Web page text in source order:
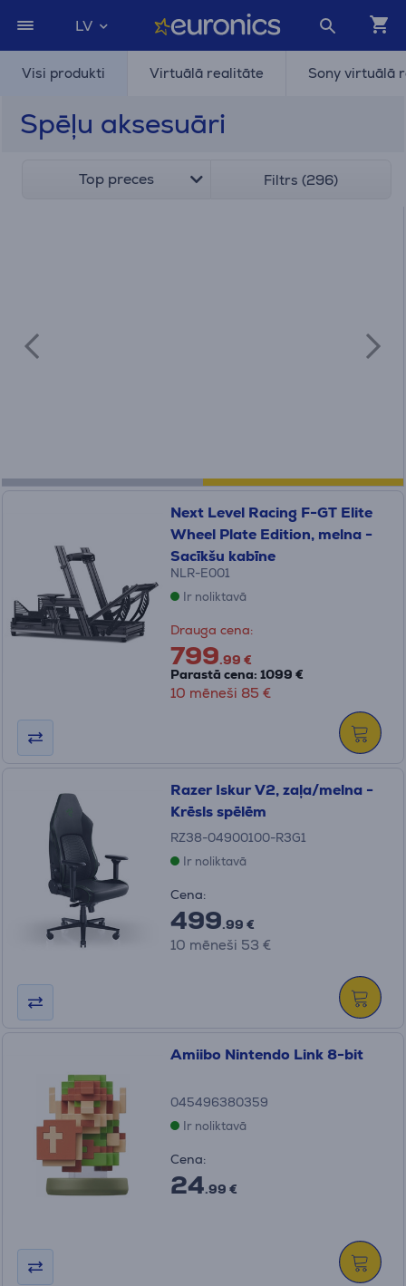
LV
Visi produkti Virtuālā realitāte Sony virtuālā
Spēļu aksesuāri
Top preces Filtrs (296)
Next Level Racing F-GT Elite
Wheel Plate Edition, melna -
Sacīkšu kabīne
NLR-E001
Ir noliktavā
Drauga cena:
799.99 €
Parastā cena: 1099 €
10 mēneši 85 €
Razer Iskur V2, zaļa/melna -
Krēsls spēlēm
RZ38-04900100-R3G1
Ir noliktavā
Cena:
499.99 €
10 mēneši 53 €
Amiibo Nintendo Link 8-bit
045496380359
Ir noliktavā
Cena:
24.99 €